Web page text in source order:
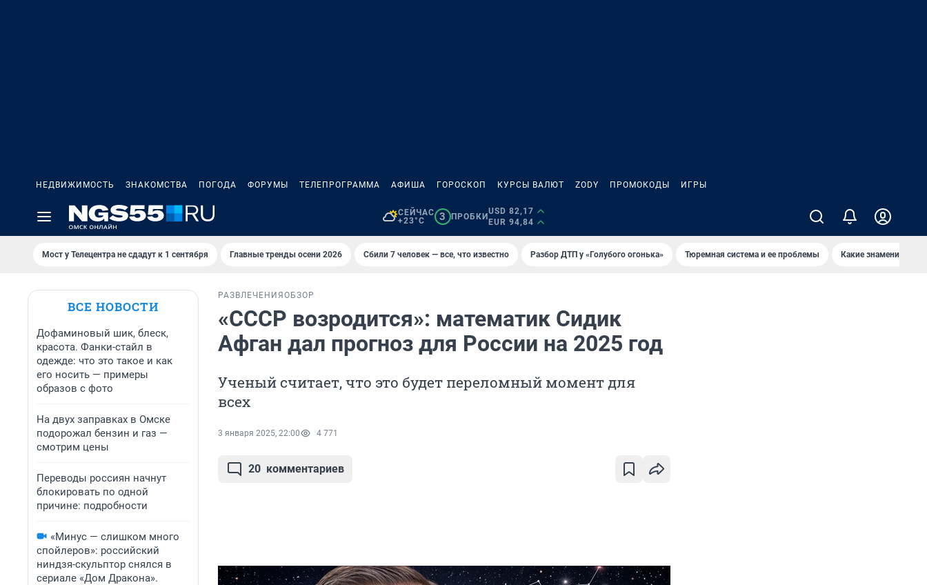
НЕДВИЖИМОСТЬ ЗНАКОМСТВА ПОГОДА ФОРУМЫ ТЕЛЕПРОГРАММА АФИША ГОРОСКОП КУРСЫ ВАЛЮТ ZODY ПРОМОКОДЫ ИГРЫ
СЕЙЧАС
+23°C
3 ПРОБКИ
USD 82,17
EUR 94,84
Мост у Телецентра не сдадут к 1 сентября Главные тренды осени 2026 Сбили 7 человек — все, что известно Разбор ДТП у «Голубого огонька» Тюремная система и ее проблемы Какие знаменитости
ВСЕ НОВОСТИ
Дофаминовый шик, блеск,
красота. Фанки-стайл в
одежде: что это такое и как
его носить — примеры
образов с фото
На двух заправках в Омске
подорожал бензин и газ —
смотрим цены
Переводы россиян начнут
блокировать по одной
причине: подробности
«Минус — слишком много
спойлеров»: российский
ниндзя-скульптор снялся в
сериале «Дом Дракона».
РАЗВЛЕЧЕНИЯ ОБЗОР
«СССР возродится»: математик Сидик
Афган дал прогноз для России на 2025 год
Ученый считает, что это будет переломный момент для
всех
3 января 2025, 22:00 4 771
20 комментариев